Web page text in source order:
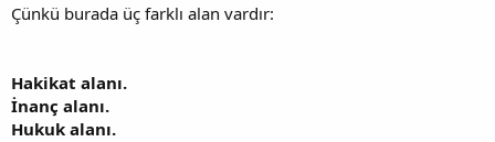
Çünkü burada üç farklı alan vardır:
Hakikat alanı.
İnanç alanı.
Hukuk alanı.